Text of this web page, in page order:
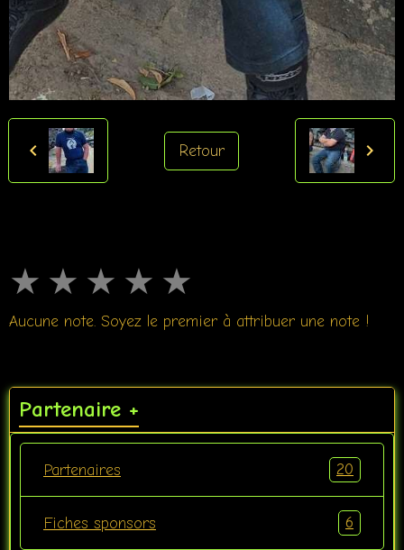
Retour
★ ★ ★ ★ ★
Aucune note. Soyez le premier à attribuer une note !
Partenaire +
Partenaires 20
Fiches sponsors 6